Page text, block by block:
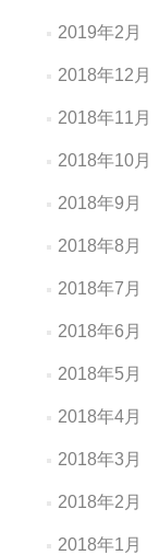
2019年2月
2018年12月
2018年11月
2018年10月
2018年9月
2018年8月
2018年7月
2018年6月
2018年5月
2018年4月
2018年3月
2018年2月
2018年1月